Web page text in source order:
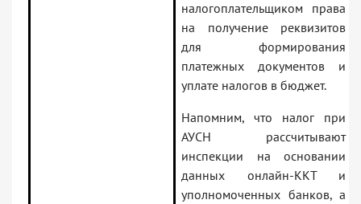
налогоплательщиком права
на получение реквизитов
для формирования
платежных документов и
уплате налогов в бюджет.
Напомним, что налог при
АУСН рассчитывают
инспекции на основании
данных онлайн-ККТ и
уполномоченных банков, а